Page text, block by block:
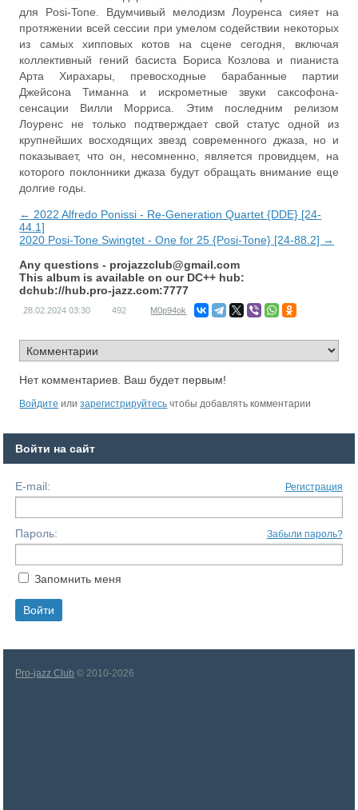
для Posi-Tone. Вдумчивый мелодизм Лоуренса сияет на
протяжении всей сессии при умелом содействии некоторых
из самых хипповых котов на сцене сегодня, включая
коллективный гений басиста Бориса Козлова и пианиста
Арта Хирахары, превосходные барабанные партии
Джейсона Тиманна и искрометные звуки саксофона-
сенсации Вилли Морриса. Этим последним релизом
Лоуренс не только подтверждает свой статус одной из
крупнейших восходящих звезд современного джаза, но и
показывает, что он, несомненно, является провидцем, на
которого поклонники джаза будут обращать внимание еще
долгие годы.
← 2022 Alfredo Ponissi - Re-Generation Quartet {DDE} [24-
44.1]
2020 Posi-Tone Swingtet - One for 25 {Posi-Tone} [24-88.2] →
Any questions - projazzclub@gmail.com
This album is available on our DC++ hub:
dchub://hub.pro-jazz.com:7777
28.02.2024 03:30 492 M0p94ok
Нет комментариев. Ваш будет первым!
Войдите илизарегистрируйтесь чтобы добавлять комментарии
Войти на сайт
E-mail: Регистрация
Пароль: Забыли пароль?
Запомнить меня
Pro-jazz Club © 2010-2026